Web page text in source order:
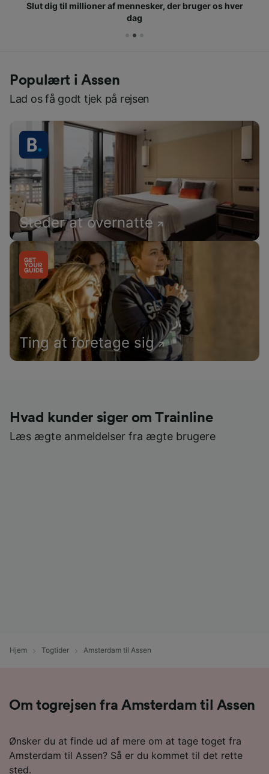
Slut dig til millioner af mennesker, der bruger os hver
dag
Populært i Assen
Lad os få godt tjek på rejsen
Steder at overnatte
Ting at foretage sig
Hvad kunder siger om Trainline
Læs ægte anmeldelser fra ægte brugere
Hjem Togtider Amsterdam til Assen
Om togrejsen fra Amsterdam til Assen
Ønsker du at finde ud af mere om at tage toget fra
Amsterdam til Assen? Så er du kommet til det rette
sted.